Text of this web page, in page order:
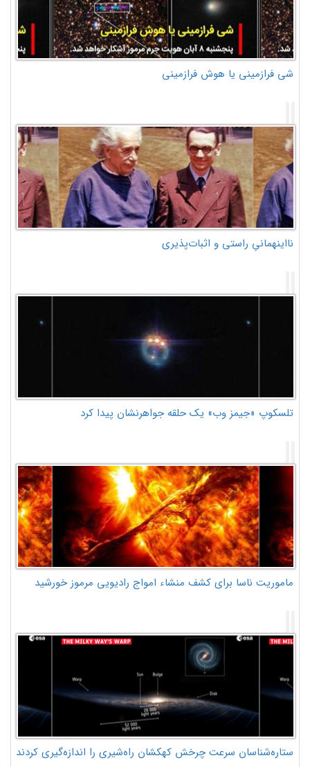
شی فرازمینی یا هوش فرازمینی
نااینهمانیِ راستی و اثبات‌پذیری
تلسکوپ «جیمز وب» یک حلقه جواهرنشان پیدا کرد
ماموریت ناسا برای کشف منشاء امواج رادیویی مرموز خورشید
ستاره‌شناسان سرعت چرخش کهکشان راه‌شیری را اندازه‌گیری کردند